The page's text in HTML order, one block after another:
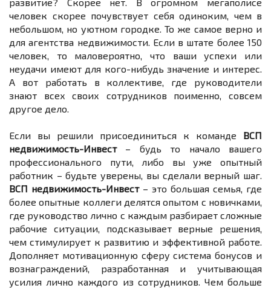
человек скорее почувствует себя одиноким, чем в
небольшом, но уютном городке. То же самое верно и
для агентства недвижимости. Если в штате более 150
человек, то маловероятно, что ваши успехи или
неудачи имеют для кого-нибудь значение и интерес.
А вот работать в коллективе, где руководители
знают всех своих сотрудников поименно, совсем
другое дело.
Если вы решили присоединиться к команде ВСП
недвижимость-Инвест – будь то начало вашего
профессионального пути, либо вы уже опытный
работник – будьте уверены, вы сделали верный шаг.
ВСП недвижимость-Инвест – это большая семья, где
более опытные коллеги делятся опытом с новичками,
где руководство лично с каждым разбирает сложные
рабочие ситуации, подсказывает верные решения,
чем стимулирует к развитию и эффективной работе.
Дополняет мотивационную сферу система бонусов и
вознаграждений, разработанная и учитывающая
усилия лично каждого из сотрудников. Чем больше